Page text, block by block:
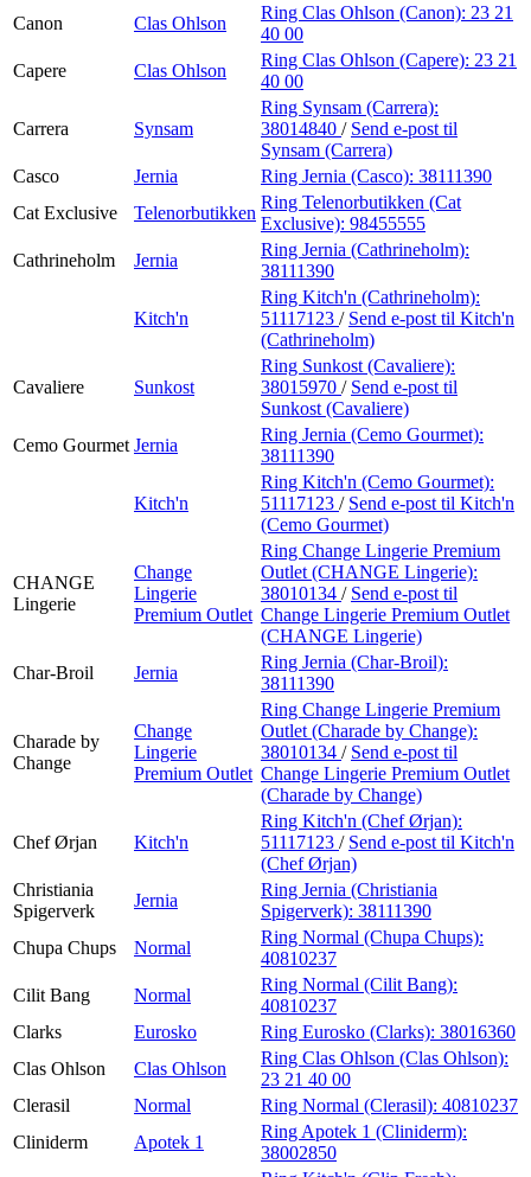
Canon
Clas Ohlson
Ring Clas Ohlson (Canon): 23 21
40 00
Capere
Clas Ohlson
Ring Clas Ohlson (Capere): 23 21
40 00
Carrera Synsam
Ring Synsam (Carrera):
38014840 / Send e-post til
Synsam (Carrera)
Casco
Jernia Ring Jernia (Casco): 38111390
Cat Exclusive
Telenorbutikken
Ring Telenorbutikken (Cat
Exclusive): 98455555
Cathrineholm
Jernia
Ring Jernia (Cathrineholm):
38111390
Kitch'n
Ring Kitch'n (Cathrineholm):
51117123 / Send e-post til Kitch'n
(Cathrineholm)
Cavaliere Sunkost
Ring Sunkost (Cavaliere):
38015970 / Send e-post til
Sunkost (Cavaliere)
Cemo Gourmet Jernia
Ring Jernia (Cemo Gourmet):
38111390
Kitch'n
Ring Kitch'n (Cemo Gourmet):
51117123 / Send e-post til Kitch'n
(Cemo Gourmet)
CHANGE
Lingerie
Change
Lingerie
Premium Outlet
Ring Change Lingerie Premium
Outlet (CHANGE Lingerie):
38010134 / Send e-post til
Change Lingerie Premium Outlet
(CHANGE Lingerie)
Char-Broil
Jernia
Ring Jernia (Char-Broil):
38111390
Charade by
Change
Change
Lingerie
Premium Outlet
Ring Change Lingerie Premium
Outlet (Charade by Change):
38010134 / Send e-post til
Change Lingerie Premium Outlet
(Charade by Change)
Chef Ørjan Kitch'n
Ring Kitch'n (Chef Ørjan):
51117123 / Send e-post til Kitch'n
(Chef Ørjan)
Christiania
Spigerverk
Jernia
Ring Jernia (Christiania
Spigerverk): 38111390
Chupa Chups
Normal
Ring Normal (Chupa Chups):
40810237
Cilit Bang
Normal
Ring Normal (Cilit Bang):
40810237
Clarks
Eurosko Ring Eurosko (Clarks): 38016360
Clas Ohlson
Clas Ohlson
Ring Clas Ohlson (Clas Ohlson):
23 21 40 00
Clerasil
Normal Ring Normal (Clerasil): 40810237
Cliniderm
Apotek 1
Ring Apotek 1 (Cliniderm):
38002850